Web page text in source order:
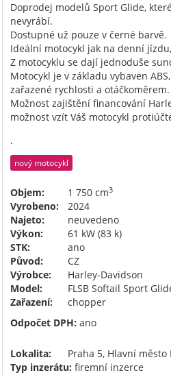
Doprodej modelů Sport Glide,
nevyrábí.
Dostupné už pouze v černé barvě.
Ideální motocykl jak na denní
Z motocyklu se dají jednoduše
Motocykl je v základu vybaven
zařazené rychlosti a otáčkoměrem.
Možnost zajištění financování
možnost vzít Váš motocykl
.
nový motocykl
Objem: 1 750 cm3
Vyrobeno:
2024
Najeto:
neuvedeno
Výkon:
61 kW (83 k)
STK:
ano
Původ:
CZ
Výrobce:
Harley-Davidson
Model:
FLSB Softail Sport
Zařazení:
chopper
Odpočet DPH: ano
Lokalita:
Praha 5, Hlavní město
Typ inzerátu: firemní inzerce